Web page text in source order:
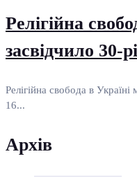
Релігійна
засвідчило 30-
Релігійна свобода в
16...
Архів